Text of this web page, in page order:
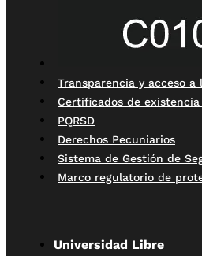
Transparencia y acceso a
Certificados de
PQRSD
Derechos Pecuniarios
Sistema de Gestión de
Marco regulatorio de
Universidad Libre